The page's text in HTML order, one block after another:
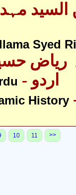
Syed
ریاض
- اردو
History
10 11 >>